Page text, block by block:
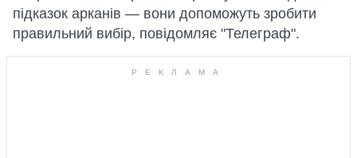
підказок арканів — вони допоможуть зробити
правильний вибір, повідомляє "Телеграф".